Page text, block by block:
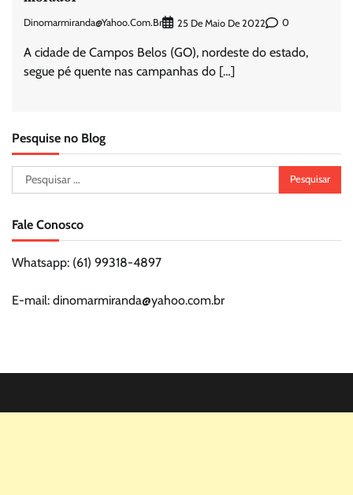
Dinomarmiranda@yahoo.com.br 25 De Maio De 2022 0
A cidade de Campos Belos (GO), nordeste do estado,
segue pé quente nas campanhas do […]
Pesquise no Blog
Pesquisar
por:
Fale Conosco
Whatsapp: (61) 99318-4897
E-mail: dinomarmiranda@yahoo.com.br